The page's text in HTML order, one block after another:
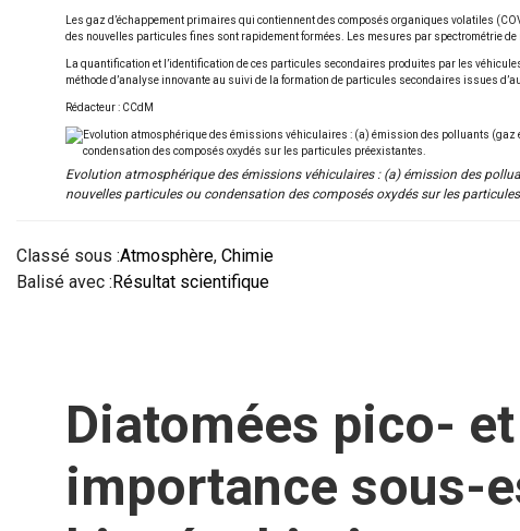
Les gaz d’échappement primaires qui contiennent des composés organiques volatiles
des nouvelles particules fines sont rapidement formées. Les mesures par spectrométrie
La quantification et l’identification de ces particules secondaires produites par les
méthode d’analyse innovante au suivi de la formation de particules secondaires issues
Rédacteur : CCdM
Evolution atmosphérique des émissions véhiculaires : (a) émission des
nouvelles particules ou condensation des composés oxydés sur les
Classé sous :Atmosphère, Chimie
Balisé avec :Résultat scientifique
Diatomées pico-
importance sous-